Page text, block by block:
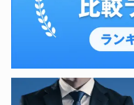
その他